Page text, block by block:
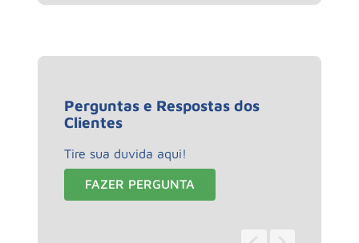
Perguntas e Respostas dos
Clientes
Tire sua duvida aqui!
FAZER PERGUNTA